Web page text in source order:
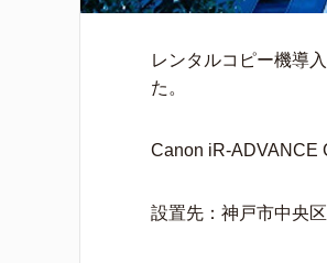
レンタルコピー機導
た。
Canon iR-
設置先：神戸市中央区